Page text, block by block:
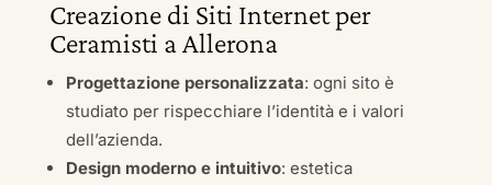
Creazione di Siti Internet per
Ceramisti a Allerona
Progettazione personalizzata: ogni sito è
studiato per rispecchiare l’identità e i valori
dell’azienda.
Design moderno e intuitivo: estetica